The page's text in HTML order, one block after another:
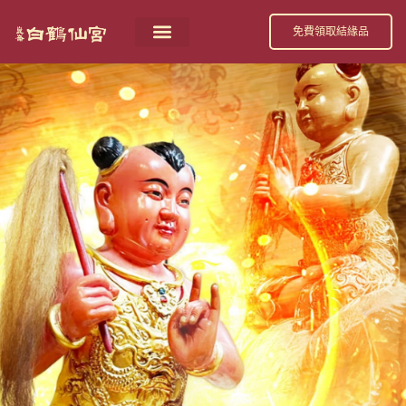
主
要
內
容
免費領取結緣品